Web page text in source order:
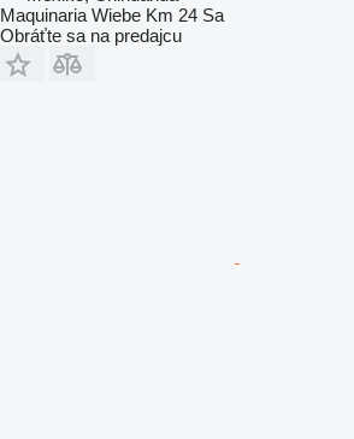
Maquinaria Wiebe Km 24 Sa
Obráťte sa na predajcu